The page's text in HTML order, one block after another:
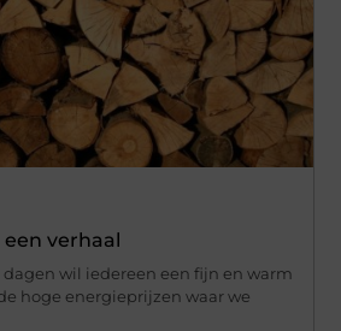
verhaal
dagen wil iedereen een fijn en warm
hoge energieprijzen waar we